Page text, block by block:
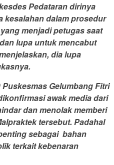
Pedataran dirinya
kesalahan dalam prosedur
menjadi petugas saat
lupa untuk mencabut
dia lupa
Gelumbang Fitri
awak media dari
dan menolak memberi
tersebut. Padahal
sebagai bahan
terkait kebenaran